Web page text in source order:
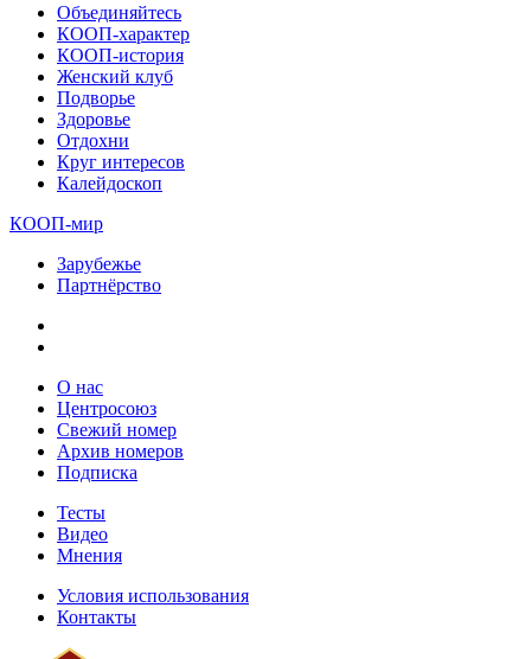
Объединяйтесь
КООП-характер
КООП-история
Женский клуб
Подворье
Здоровье
Отдохни
Круг интересов
Калейдоскоп
КООП-мир
Зарубежье
Партнёрство
О нас
Центросоюз
Свежий номер
Архив номеров
Подписка
Тесты
Видео
Мнения
Условия использования
Контакты